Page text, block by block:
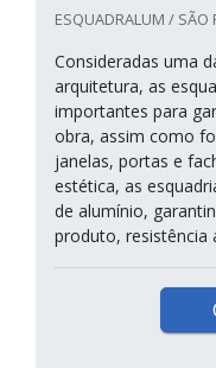
ESQUADRALUM / SÃO
Consideradas uma
arquitetura, as
importantes para
obra, assim como
janelas, portas e
estética, as
de alumínio,
produto, resistência